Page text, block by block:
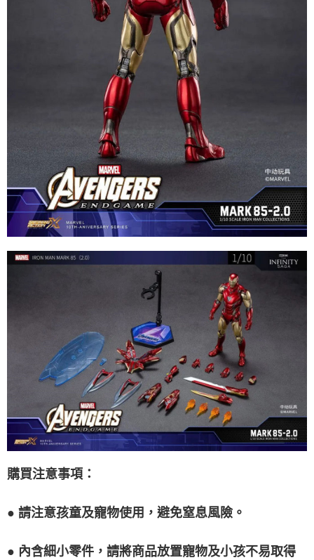
購買注意事項：
● 請注意孩童及寵物使用，避免窒息風險。
● 內含細小零件，請將商品放置寵物及小孩不易取得